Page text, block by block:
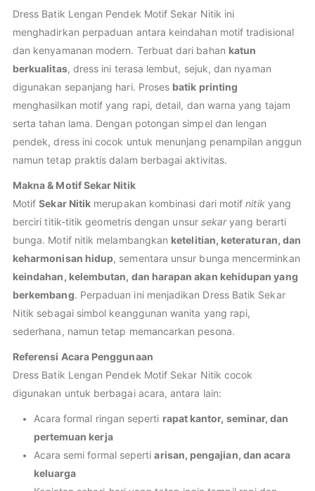
Dress Batik Lengan Pendek Motif Sekar Nitik ini
menghadirkan perpaduan antara keindahan motif tradisional
dan kenyamanan modern. Terbuat dari bahan katun
berkualitas, dress ini terasa lembut, sejuk, dan nyaman
digunakan sepanjang hari. Proses batik printing
menghasilkan motif yang rapi, detail, dan warna yang tajam
serta tahan lama. Dengan potongan simpel dan lengan
pendek, dress ini cocok untuk menunjang penampilan anggun
namun tetap praktis dalam berbagai aktivitas.
Makna & Motif Sekar Nitik
MotifSekar Nitik merupakan kombinasi dari motifnitikyang
berciri titik-titik geometris dengan unsur sekaryang berarti
bunga. Motif nitik melambangkan ketelitian, keteraturan, dan
keharmonisan hidup, sementara unsur bunga mencerminkan
keindahan, kelembutan, dan harapan akan kehidupan yang
berkembang. Perpaduan ini menjadikan Dress Batik Sekar
Nitik sebagai simbol keanggunan wanita yang rapi,
sederhana, namun tetap memancarkan pesona.
Referensi Acara Penggunaan
Dress Batik Lengan Pendek Motif Sekar Nitik cocok
digunakan untuk berbagai acara, antara lain:
Acara formal ringan seperti rapat kantor, seminar, dan
pertemuan kerja
Acara semi formal sepertiarisan, pengajian, dan acara
keluarga